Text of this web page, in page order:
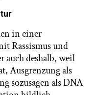
in einer
Rassismus und
deshalb, weil
Ausgrenzung als
sozusagen als DNA